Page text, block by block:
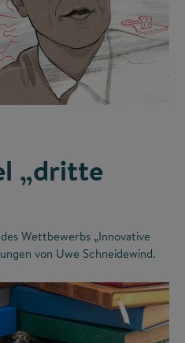
„dritte
Wettbewerbs „Innovative
von Uwe Schneidewind.